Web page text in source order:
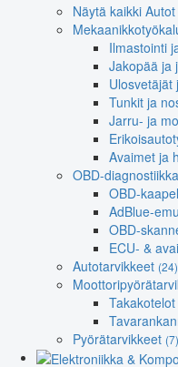
Näytä kaikki
Ilmastointi
Jakopää ja
Ulosvetäjät
Tunkit ja
Jarru- ja
Avaimet ja
OBD-
OBD-
AdBlue-
OBD-
ECU- &
Autotarvikkeet (24)
Pyörätarvikkeet (7)